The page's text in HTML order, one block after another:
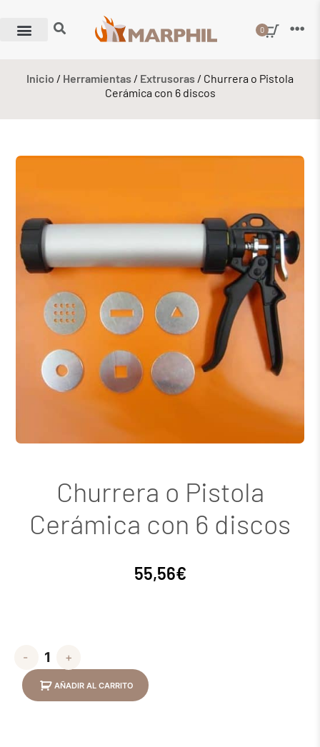
0
Inicio / Herramientas / Extrusoras / Churrera o Pistola
Cerámica con 6 discos
Churrera o Pistola
Cerámica con 6 discos
55,56€
- +
AÑADIR AL CARRITO